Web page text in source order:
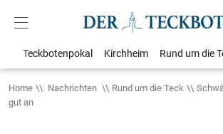
Teckbotenpokal Kirchheim Rund um die
Home Nachrichten Rund um die Teck
gut an